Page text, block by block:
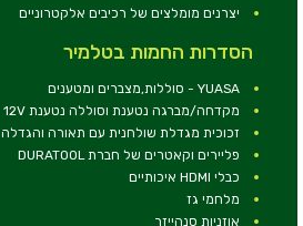
יצרנים מומלצים של רכיבים אלקטרוניים
הסדרות החמות בטלמיר
YUASA - סוללות,מצברים ומטענים
מקדחה/מברגה נטענת וסוללה נטענת 12V
זכוכית מגדלת שולחנית עם תאורה והגדלה
פליירים וקאטרים של חברת DURATOOL
כבלי HDMI איכותיים
מלחמי גז
אוזניות סנהייזר